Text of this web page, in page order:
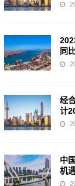
同
经
计
中
机